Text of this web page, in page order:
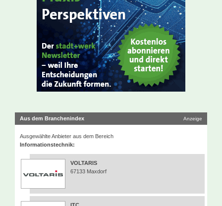
Aus dem Branchenindex Anzeige
Ausgewählte Anbieter aus dem Bereich
Informationstechnik:
VOLTARIS
67133 Maxdorf